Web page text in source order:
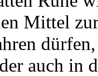
Mittel
auch in